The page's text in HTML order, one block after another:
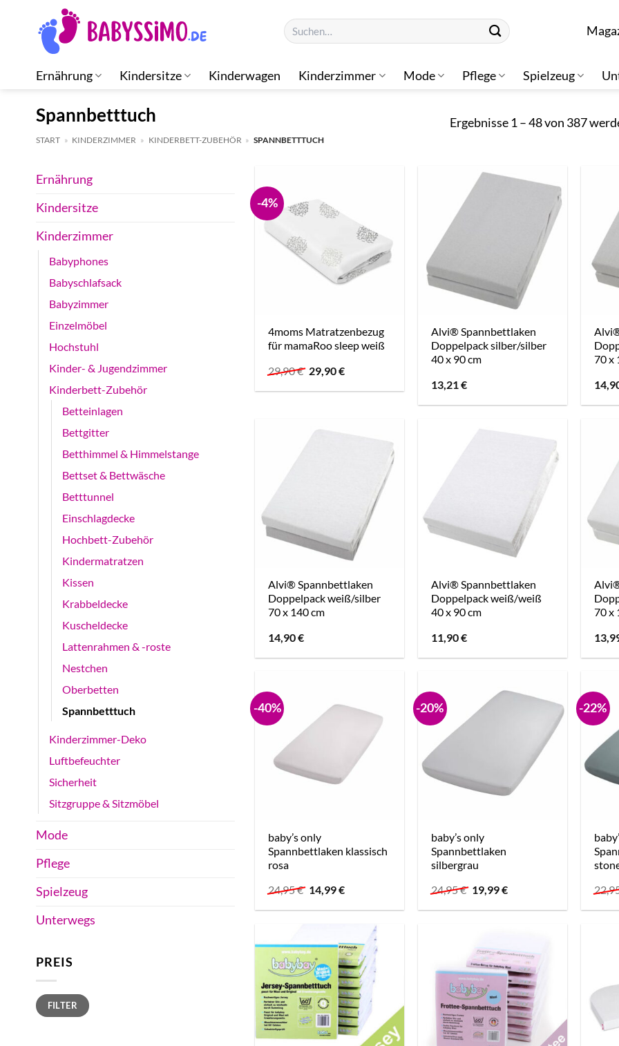
springen
Suchen
nach:
Ernährung Kindersitze Kinderwagen Kinderzimmer Mode Pflege Spielzeug
Spannbetttuch
START » KINDERZIMMER » KINDERBETT-ZUBEHÖR » SPANNBETTTUCH
Ergebnisse 1 – 48 von 387
Ernährung
Kindersitze
Kinderzimmer
Babyphones
Babyschlafsack
Babyzimmer
Einzelmöbel
Hochstuhl
Kinder- & Jugendzimmer
Kinderbett-Zubehör
Betteinlagen
Bettgitter
Betthimmel & Himmelstange
Bettset & Bettwäsche
Betttunnel
Einschlagdecke
Hochbett-Zubehör
Kindermatratzen
Kissen
Krabbeldecke
Kuscheldecke
Lattenrahmen & -roste
Nestchen
Oberbetten
Spannbetttuch
Kinderzimmer-Deko
Luftbefeuchter
Sicherheit
Sitzgruppe & Sitzmöbel
Mode
Pflege
Spielzeug
Unterwegs
PREIS
Min.
Preis
Max.
PreisFILTER
-4%
4moms Matratzenbezug
für mamaRoo sleep weiß
29,90€ Ursprünglicher
Preis
war:
29,90€Aktueller
ist:
Alvi® Spannbettlaken
Doppelpack silber/silber
40 x 90 cm
13,21€
70 x
Alvi® Spannbettlaken
Doppelpack weiß/silber
70 x 140 cm
14,90€
Alvi® Spannbettlaken
Doppelpack weiß/weiß
40 x 90 cm
11,90€
70 x
-40%
baby’s only
Spannbettlaken klassisch
rosa
24,95€ Ursprünglicher
Preis
war:
14,99€Aktueller
ist:
-20%
baby’s only
Spannbettlaken
silbergrau
24,95€ Ursprünglicher
Preis
war:
19,99€Aktueller
ist:
-22%